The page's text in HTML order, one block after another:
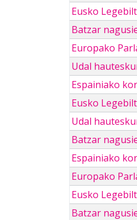
Eusko
Batzar
Europako
Udal
Espainiako
Eusko
Udal
Batzar
Espainiako
Europako
Eusko
Batzar